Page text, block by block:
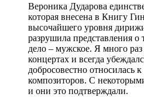
Вероника Дударова
которая внесена в Книгу
высочайшего уровня
разрушила представления о
дело – мужское. Я много
концертах и всегда
добросовестно относилась
композиторов. С
и они это подтверждали.